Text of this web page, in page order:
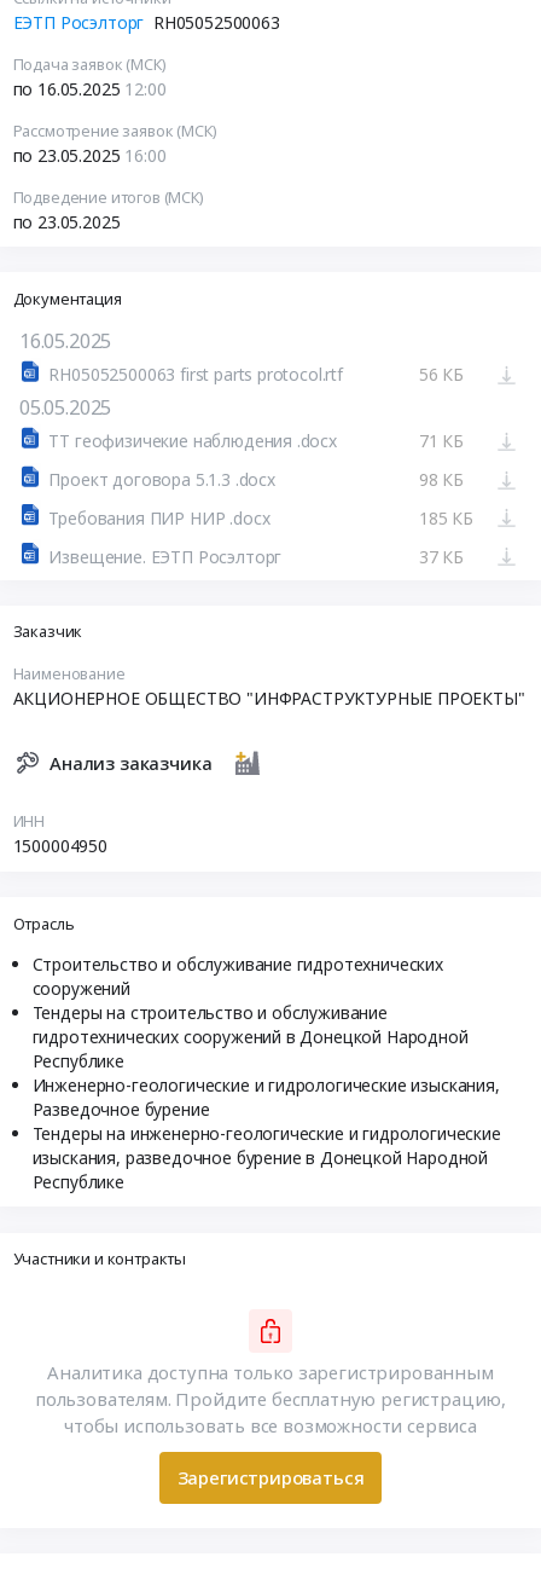
ЕЭТП Росэлторг RH05052500063
Подача заявок (МСК)
по 16.05.2025 12:00
Рассмотрение заявок (МСК)
по 23.05.2025 16:00
Подведение итогов (МСК)
по 23.05.2025
Документация
16.05.2025
RH05052500063 first parts protocol.rtf 56 КБ
05.05.2025
ТТ геофизичекие наблюдения .docx
71 КБ
Проект договора 5.1.3 .docx
98 КБ
Требования ПИР НИР .docx
185 КБ
Извещение. ЕЭТП Росэлторг
37 КБ
Заказчик
Наименование
АКЦИОНЕРНОЕ ОБЩЕСТВО "ИНФРАСТРУКТУРНЫЕ ПРОЕКТЫ"
Анализ заказчика
ИНН
1500004950
Отрасль
Строительство и обслуживание гидротехнических
сооружений
Тендеры на строительство и обслуживание
гидротехнических сооружений в Донецкой Народной
Республике
Инженерно-геологические и гидрологические изыскания,
Разведочное бурение
Тендеры на инженерно-геологические и гидрологические
изыскания, разведочное бурение в Донецкой Народной
Республике
Участники и контракты
Аналитика доступна только зарегистрированным
пользователям. Пройдите бесплатную регистрацию,
чтобы использовать все возможности сервиса
Зарегистрироваться